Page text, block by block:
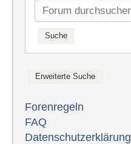
Forenregeln
FAQ
Datenschutzerklärung